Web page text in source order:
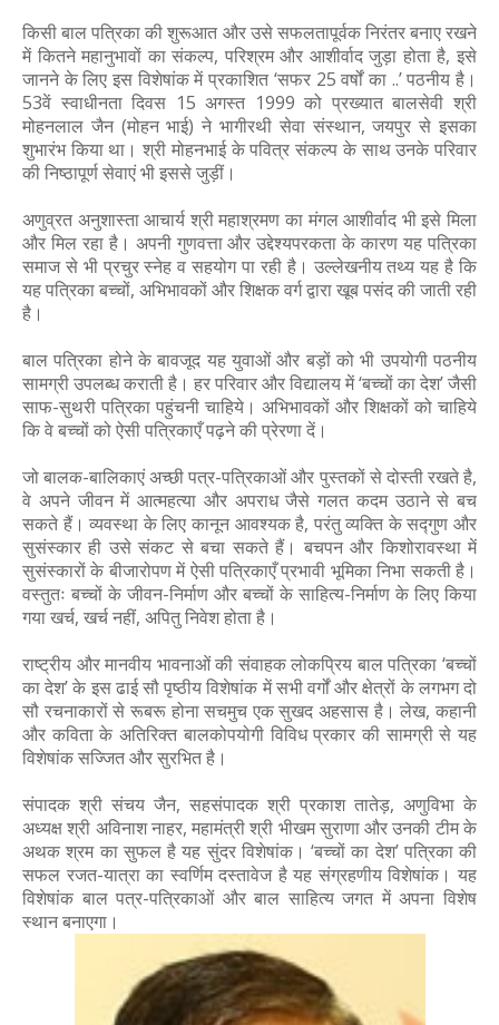
किसी बाल पत्रिका की शुरूआत और उसे सफलतापूर्वक निरंतर बनाए रखने
में कितने महानुभावों का संकल्प, परिश्रम और आशीर्वाद जुड़ा होता है, इसे
जानने के लिए इस विशेषांक में प्रकाशित ‘सफर 25 वर्षों का ..’ पठनीय है।
53वें स्वाधीनता दिवस 15 अगस्त 1999 को प्रख्यात बालसेवी श्री
मोहनलाल जैन (मोहन भाई) ने भागीरथी सेवा संस्थान, जयपुर से इसका
शुभारंभ किया था। श्री मोहनभाई के पवित्र संकल्प के साथ उनके परिवार
की निष्ठापूर्ण सेवाएं भी इससे जुड़ीं।
अणुव्रत अनुशास्ता आचार्य श्री महाश्रमण का मंगल आशीर्वाद भी इसे मिला
और मिल रहा है। अपनी गुणवत्ता और उद्देश्यपरकता के कारण यह पत्रिका
समाज से भी प्रचुर स्नेह व सहयोग पा रही है। उल्लेखनीय तथ्य यह है कि
यह पत्रिका बच्चों, अभिभावकों और शिक्षक वर्ग द्वारा खूब पसंद की जाती रही
है।
बाल पत्रिका होने के बावजूद यह युवाओं और बड़ों को भी उपयोगी पठनीय
सामग्री उपलब्ध कराती है। हर परिवार और विद्यालय में ‘बच्चों का देश’ जैसी
साफ-सुथरी पत्रिका पहुंचनी चाहिये। अभिभावकों और शिक्षकों को चाहिये
कि वे बच्चों को ऐसी पत्रिकाएँ पढ़ने की प्रेरणा दें।
जो बालक-बालिकाएं अच्छी पत्र-पत्रिकाओं और पुस्तकों से दोस्ती रखते है,
वे अपने जीवन में आत्महत्या और अपराध जैसे गलत कदम उठाने से बच
सकते हैं। व्यवस्था के लिए कानून आवश्यक है, परंतु व्यक्ति के सद्गुण और
सुसंस्कार ही उसे संकट से बचा सकते हैं। बचपन और किशोरावस्था में
सुसंस्कारों के बीजारोपण में ऐसी पत्रिकाएँ प्रभावी भूमिका निभा सकती है।
वस्तुतः बच्चों के जीवन-निर्माण और बच्चों के साहित्य-निर्माण के लिए किया
गया खर्च, खर्च नहीं, अपितु निवेश होता है।
राष्ट्रीय और मानवीय भावनाओं की संवाहक लोकप्रिय बाल पत्रिका ‘बच्चों
का देश’ के इस ढाई सौ पृष्ठीय विशेषांक में सभी वर्गों और क्षेत्रों के लगभग दो
सौ रचनाकारों से रूबरू होना सचमुच एक सुखद अहसास है। लेख, कहानी
और कविता के अतिरिक्त बालकोपयोगी विविध प्रकार की सामग्री से यह
विशेषांक सज्जित और सुरभित है।
संपादक श्री संचय जैन, सहसंपादक श्री प्रकाश तातेड़, अणुविभा के
अध्यक्ष श्री अविनाश नाहर, महामंत्री श्री भीखम सुराणा और उनकी टीम के
अथक श्रम का सुफल है यह सुंदर विशेषांक। ‘बच्चों का देश’ पत्रिका की
सफल रजत-यात्रा का स्वर्णिम दस्तावेज है यह संग्रहणीय विशेषांक। यह
विशेषांक बाल पत्र-पत्रिकाओं और बाल साहित्य जगत में अपना विशेष
स्थान बनाएगा।